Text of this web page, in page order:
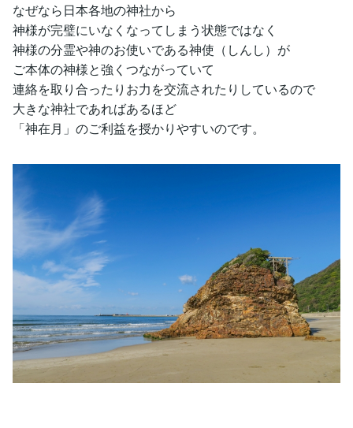
なぜなら日本各地の神社から
神様が完璧にいなくなってしまう状態ではなく
神様の分霊や神のお使いである神使（しんし）が
ご本体の神様と強くつながっていて
連絡を取り合ったりお力を交流されたりしているので
大きな神社であればあるほど
「神在月」のご利益を授かりやすいのです。